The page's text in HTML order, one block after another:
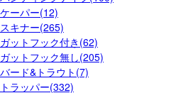
ケーパー(12)
スキナー(265)
ガットフック付き(62)
ガットフック無し(205)
バード&トラウト(7)
トラッパー(332)